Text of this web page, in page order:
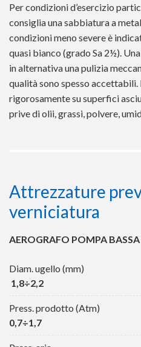
Per condizioni d’esercizio
consiglia una sabbiatura a
condizioni meno severe è
quasi bianco (grado Sa 2½).
in alternativa una pulizia
qualità sono spesso
rigorosamente su superfici
prive di olii, grassi, polvere,
Attrezzature
verniciatura
AEROGRAFO POMPA BASSA
Diam. ugello (mm)
1,8÷2,2
Press. prodotto (Atm)
0,7÷1,7